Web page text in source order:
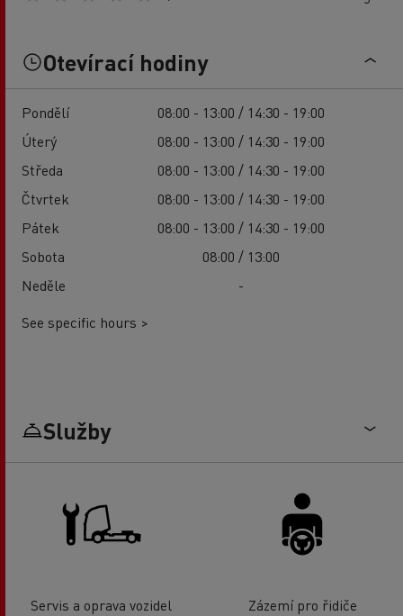
Otevírací hodiny
Pondělí
08:00 - 13:00 / 14:30 - 19:00
Úterý
08:00 - 13:00 / 14:30 - 19:00
Středa
08:00 - 13:00 / 14:30 - 19:00
Čtvrtek
08:00 - 13:00 / 14:30 - 19:00
Pátek
08:00 - 13:00 / 14:30 - 19:00
Sobota
08:00 / 13:00
Neděle
-
See specific hours >
Služby
Servis a oprava vozidel Zázemí pro řidiče